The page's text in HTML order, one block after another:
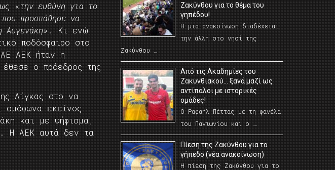
«την ευθύνη για το
προσπάθησε να
Αυγενάκη» . Κι ενώ
ποδόσφαιρο στο
ΑΕΚ ήταν η
ο πρόεδρος της
Λίγκας στο να
εκείνος
και με ψήφισμα,
Η ΑΕΚ αυτά δεν τα
Ζακύνθου για το θέμα του
γηπέδου!
Η μια ανακοίνωση διαδέχεται
την άλλη στο νησί της
Ζακύνθου …
Από τις Ακαδημίες του
Ζακυνθιακού… ξανά μαζί ως
αντίπαλοι με ιστορικές
ομάδες!
Ο Ραφαήλ Πέττας με τη φανέλα
του Πανιωνίου και ο …
Πίεση της Ζακύνθου για το
γήπεδο (νέα ανακοίνωση)
Η πίεση της Ζακύνθου για το